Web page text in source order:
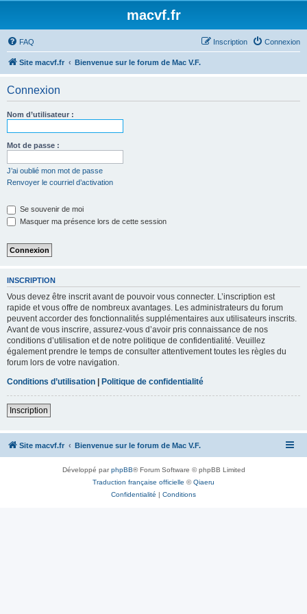
macvf.fr
FAQ Connexion
Inscription
Site macvf.fr Bienvenue sur le forum de Mac V.F.
Connexion
Nom d’utilisateur :
Mot de passe :
J’ai oublié mon mot de passe
Renvoyer le courriel d’activation
Se souvenir de moi
Masquer ma présence lors de cette session
INSCRIPTION
Vous devez être inscrit avant de pouvoir vous connecter. L’inscription est
rapide et vous offre de nombreux avantages. Les administrateurs du forum
peuvent accorder des fonctionnalités supplémentaires aux utilisateurs inscrits.
Avant de vous inscrire, assurez-vous d’avoir pris connaissance de nos
conditions d’utilisation et de notre politique de confidentialité. Veuillez
également prendre le temps de consulter attentivement toutes les règles du
forum lors de votre navigation.
Conditions d’utilisation | Politique de confidentialité
Inscription
Site macvf.fr Bienvenue sur le forum de Mac V.F.
Développé parphpBB® Forum Software © phpBB Limited
Traduction française officielle ©Qiaeru
Confidentialité | Conditions